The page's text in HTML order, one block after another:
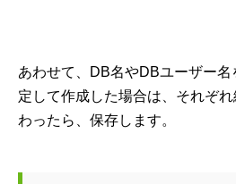
あわせて、DB名やDBユーザー
定して作成した場合は、それぞ
わったら、保存します。